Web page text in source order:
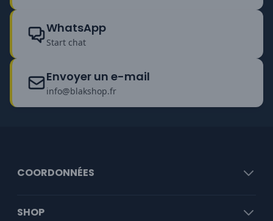
WhatsApp
Start chat
Envoyer un e-mail
info@blakshop.fr
COORDONNÉES
SHOP